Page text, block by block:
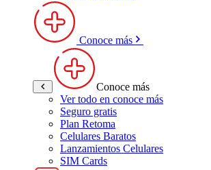
Conoce más
Conoce más
Ver todo en conoce más
Seguro gratis
Plan Retoma
Celulares Baratos
Lanzamientos Celulares
SIM Cards